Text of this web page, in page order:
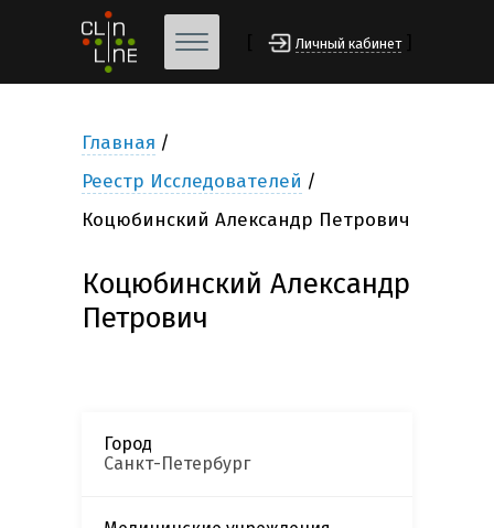
Личный кабинет
Главная
Реестр Исследователей
Коцюбинский Александр Петрович
Коцюбинский Александр
Петрович
Город
Санкт-Петербург